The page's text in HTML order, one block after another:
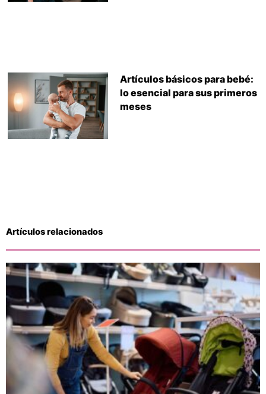
Artículos básicos para bebé:
lo esencial para sus primeros
meses
Artículos relacionados